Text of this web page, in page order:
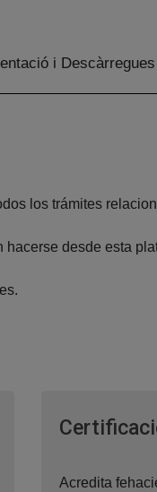
i Descàrregues
los trámites
hacerse desde esta
Acredita